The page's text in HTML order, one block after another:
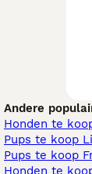
Andere
Honden te
Pups te koop
Pups te koop
Honden te